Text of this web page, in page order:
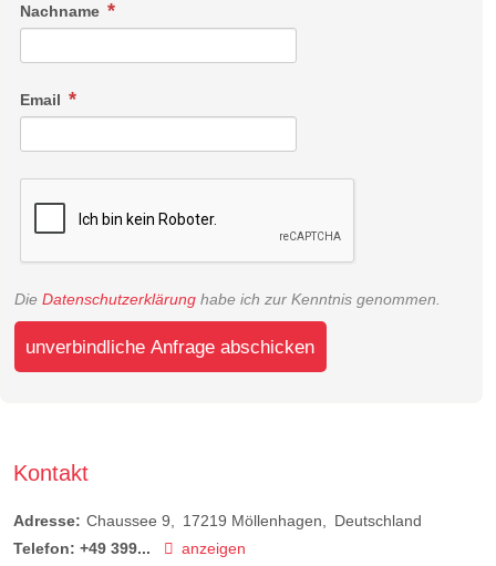
Nachname
Email
Die Datenschutzerklärung habe ich zur Kenntnis genommen.
unverbindliche Anfrage abschicken
Kontakt
Adresse: Chaussee 9 17219 Möllenhagen
Deutschland
Telefon: +49 399...
anzeigen